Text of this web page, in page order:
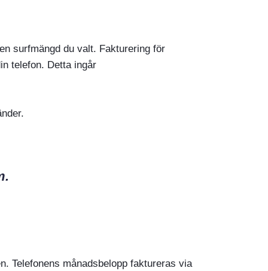
surfmängd du valt. Fakturering för
telefon. Detta ingår
Telefonens månadsbelopp faktureras via